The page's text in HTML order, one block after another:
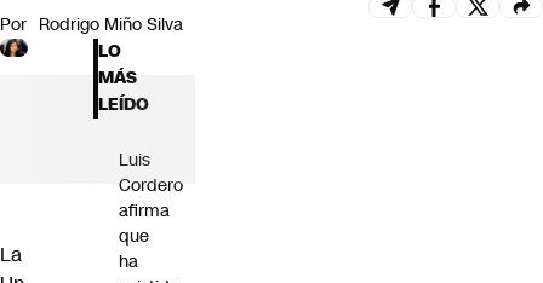
Por Rodrigo Miño Silva
La
LO
MÁS
LEÍDO
Luis
Cordero
afirma
que
ha